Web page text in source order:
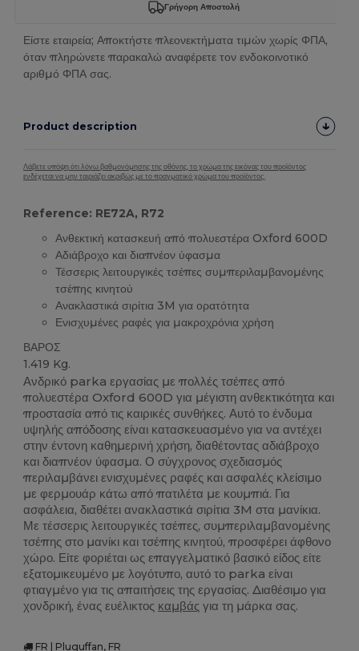
Γρήγορη Αποστολή
Είστε εταιρεία; Αποκτήστε πλεονεκτήματα τιμών χωρίς ΦΠΑ,
όταν πληρώνετε παρακαλώ αναφέρετε τον ενδοκοινοτικό
αριθμό ΦΠΑ σας.
Product description
Λάβετε υπόψη ότι λόγω βαθμονόμησης της οθόνης, το χρώμα της εικόνας του προϊόντος
ενδέχεται να μην ταιριάζει ακριβώς με το πραγματικό χρώμα του προϊόντος.
Reference: RE72A, R72
Ανθεκτική κατασκευή από πολυεστέρα Oxford 600D
Αδιάβροχο και διαπνέον ύφασμα
Τέσσερις λειτουργικές τσέπες συμπεριλαμβανομένης
τσέπης κινητού
Ανακλαστικά σιρίτια 3M για ορατότητα
Ενισχυμένες ραφές για μακροχρόνια χρήση
ΒΑΡΟΣ
1.419 Kg.
Ανδρικό parka εργασίας με πολλές τσέπες από
πολυεστέρα Oxford 600D για μέγιστη ανθεκτικότητα και
προστασία από τις καιρικές συνθήκες. Αυτό το ένδυμα
υψηλής απόδοσης είναι κατασκευασμένο για να αντέχει
στην έντονη καθημερινή χρήση, διαθέτοντας αδιάβροχο
και διαπνέον ύφασμα. Ο σύγχρονος σχεδιασμός
περιλαμβάνει ενισχυμένες ραφές και ασφαλές κλείσιμο
με φερμουάρ κάτω από πατιλέτα με κουμπιά. Για
ασφάλεια, διαθέτει ανακλαστικά σιρίτια 3M στα μανίκια.
Με τέσσερις λειτουργικές τσέπες, συμπεριλαμβανομένης
τσέπης στο μανίκι και τσέπης κινητού, προσφέρει άφθονο
χώρο. Είτε φοριέται ως επαγγελματικό βασικό είδος είτε
εξατομικευμένο με λογότυπο, αυτό το parka είναι
φτιαγμένο για τις απαιτήσεις της εργασίας. Διαθέσιμο για
χονδρική, ένας ευέλικτος καμβάς για τη μάρκα σας.
FR | Pluguffan, FR